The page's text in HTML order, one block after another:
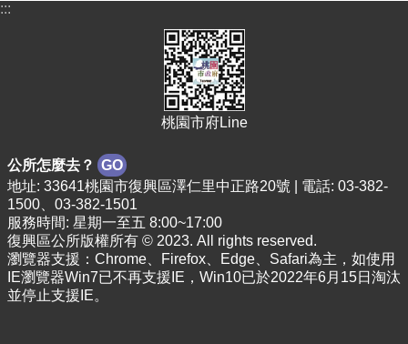
:::
桃園市府Line
公所怎麼去？ GO
地址: 33641桃園市復興區澤仁里中正路20號 | 電話: 03-382-
1500、03-382-1501
服務時間: 星期一至五 8:00~17:00
復興區公所版權所有 © 2023. All rights reserved.
瀏覽器支援：Chrome、Firefox、Edge、Safari為主，如使用
IE瀏覽器Win7已不再支援IE，Win10已於2022年6月15日淘汰
並停止支援IE。